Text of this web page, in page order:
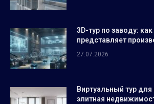
3D-тур по заводу:
представляет
27.07.2026
Виртуальный тур для
элитная